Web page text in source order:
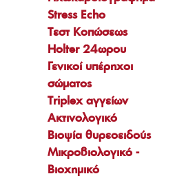
Stress Echo
Τεστ Κοπώσεως
Holter 24ωρου
Γενικοί υπέρηχοι
σώματος
Triplex αγγείων
Ακτινολογικό
Βιοψία θυρεοειδούς
Μικροβιολογικό -
Βιοχημικό